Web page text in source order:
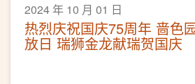
2024 年 10 月 01 日
热烈庆祝国庆75周年 啬色
放日 瑞狮金龙献瑞贺国庆